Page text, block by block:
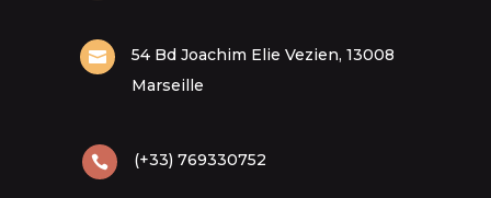

54 Bd Joachim Elie Vezien, 13008
Marseille
 (+33) 769330752